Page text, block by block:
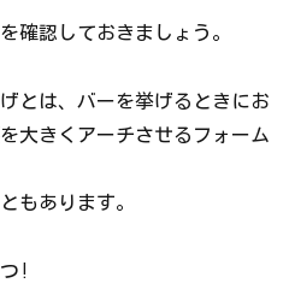
確認しておきましょう。
とは、バーを挙げるときにお
大きくアーチさせるフォーム
もあります。
!